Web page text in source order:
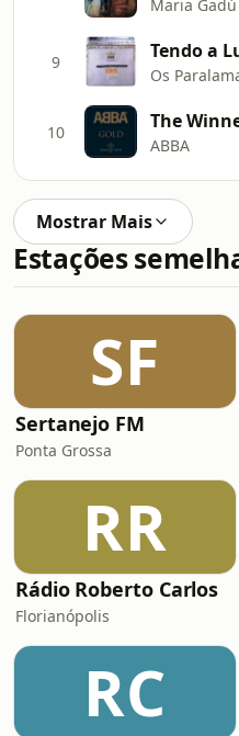
Maria Gadú
9 Tendo a
Os
10 The
ABBA
Mostrar Mais
Estações
SF
Sertanejo FM
Ponta Grossa
RR
Rádio Roberto Carlos
Florianópolis
RC